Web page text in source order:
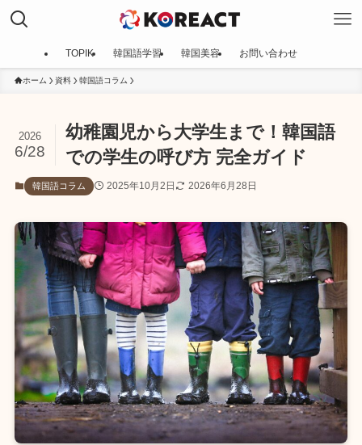
TOPIK 韓国語学習 韓国美容 お問い合わせ
ホーム 資料 韓国語コラム
幼稚園児から大学生まで！韓国語
での学生の呼び方 完全ガイド
2026
6/28
韓国語コラム 2025年10月2日 2026年6月28日